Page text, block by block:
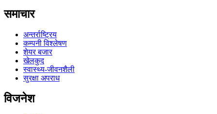
समाचार
अन्तर्राष्ट्रिय
कम्पनी विश्लेषण
शेयर बजार
खेलकुद
स्वास्थ्य-जीवनशैली
सुरक्षा अपराध
विजनेश